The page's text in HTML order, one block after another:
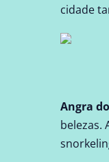
cidade
Angra
belezas.